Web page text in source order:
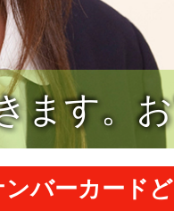
ます。
バーカード